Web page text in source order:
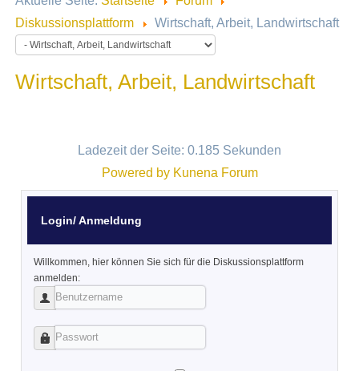
Diskussionsplattform
Wirtschaft, Arbeit, Landwirtschaft
Wirtschaft, Arbeit, Landwirtschaft
Ladezeit der Seite: 0.185 Sekunden
Powered by Kunena Forum
Login/ Anmeldung
Willkommen, hier können Sie sich für die Diskussionsplattform
anmelden:
Benutzername
Passwort